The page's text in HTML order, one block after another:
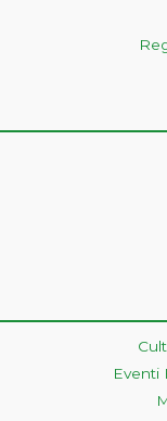
Eventi